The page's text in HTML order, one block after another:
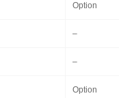
Option
–
–
Option